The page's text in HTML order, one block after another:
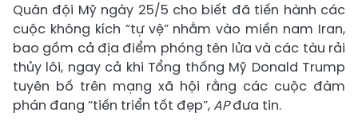
Quân đội Mỹ ngày 25/5 cho biết đã tiến hành các
cuộc không kích “tự vệ” nhằm vào miền nam Iran,
bao gồm cả địa điểm phóng tên lửa và các tàu rải
thủy lôi, ngay cả khi Tổng thống Mỹ Donald Trump
tuyên bố trên mạng xã hội rằng các cuộc đàm
phán đang “tiến triển tốt đẹp”,APđưa tin.